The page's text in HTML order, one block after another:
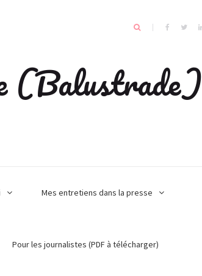
(Balustrade)
Mes entretiens dans la presse
Pour les journalistes (PDF à télécharger)